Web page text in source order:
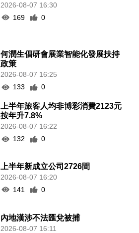
2026-08-07 16:30
169
0
何潤生倡研會展業智能化發展扶持
政策
2026-08-07 16:25
133
0
上半年旅客人均非博彩消費2123元
按年升7.8%
2026-08-07 16:22
132
0
上半年新成立公司2726間
2026-08-07 16:20
141
0
內地漢涉不法匯兌被捕
2026-08-07 16:11